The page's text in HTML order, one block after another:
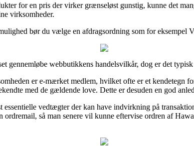
for en pris der virker grænseløst gunstig, kunne det
virksomheder.
bør du vælge en afdragsordning som for eksempel
gennemløbe webbutikkens handelsvilkår, dog er det
er e-mærket medlem, hvilket ofte er et kendetegn
med de gældende love. Dette er desuden en god
vedtægter der kan have indvirkning på
ordremail, så man senere vil kunne eftervise ordren af